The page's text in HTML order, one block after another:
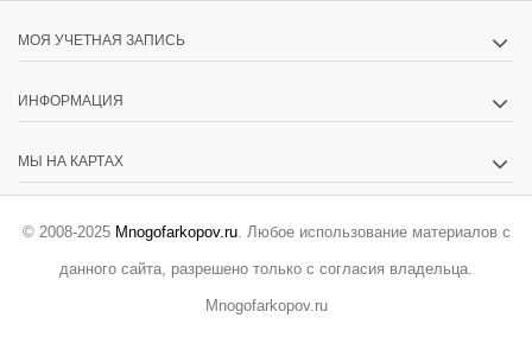
МОЯ УЧЕТНАЯ ЗАПИСЬ
ИНФОРМАЦИЯ
МЫ НА КАРТАХ
© 2008-2025 Mnogofarkopov.ru. Любое использование материалов с
данного сайта, разрешено только с согласия владельца.
Mnogofarkopov.ru